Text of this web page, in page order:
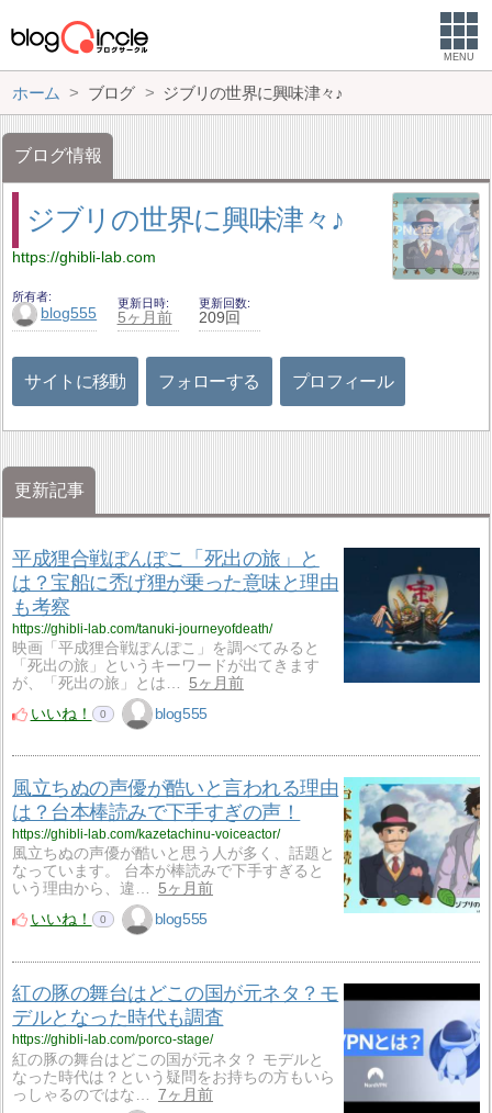
MENU
ホーム ブログ ジブリの世界に興味津々♪
ブログ情報
ジブリの世界に興味津々♪
https://ghibli-lab.com
所有者
blog555
更新日時
5ヶ月前
更新回数
209回
サイトに移動 フォローする プロフィール
更新記事
平成狸合戦ぽんぽこ「死出の旅」と
は？宝船に禿げ狸が乗った意味と理由
も考察
https://ghibli-lab.com/tanuki-journeyofdeath/
映画「平成狸合戦ぽんぽこ」を調べてみると
「死出の旅」というキーワードが出てきます
が、「死出の旅」とは…
5ヶ月前
いいね！
0 blog555
風立ちぬの声優が酷いと言われる理由
は？台本棒読みで下手すぎの声！
https://ghibli-lab.com/kazetachinu-voiceactor/
風立ちぬの声優が酷いと思う人が多く、話題と
なっています。 台本が棒読みで下手すぎると
いう理由から、違…
5ヶ月前
いいね！
0 blog555
紅の豚の舞台はどこの国が元ネタ？モ
デルとなった時代も調査
https://ghibli-lab.com/porco-stage/
紅の豚の舞台はどこの国が元ネタ？ モデルと
なった時代は？という疑問をお持ちの方もいら
っしゃるのではな…
7ヶ月前